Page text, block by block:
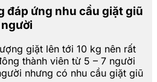
đáp ứng nhu cầu giặt giũ
giặt lên tới 10 kg nên rất
thành viên từ 5 – 7 người
nhưng có nhu cầu giặt giũ